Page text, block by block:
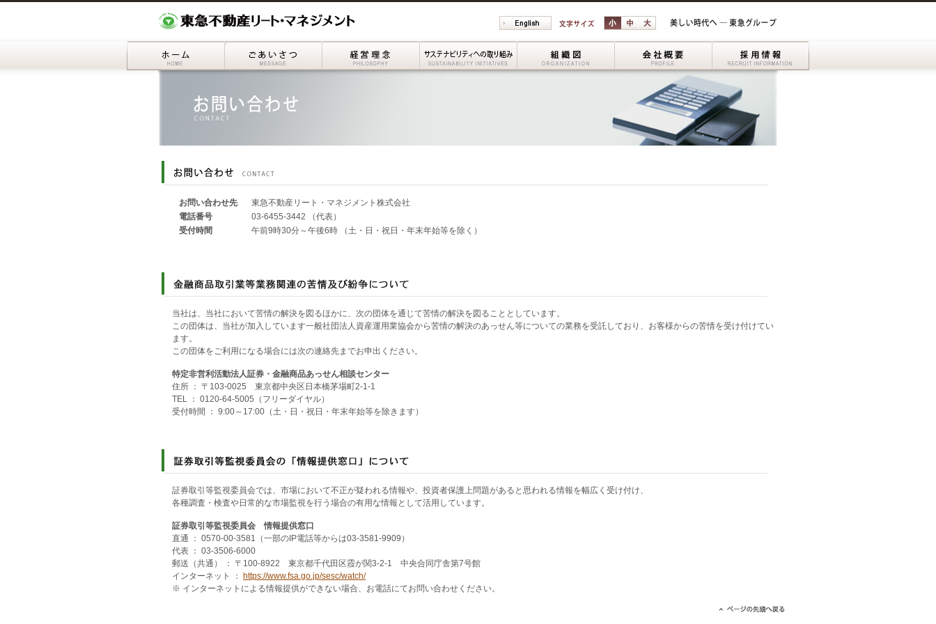
お問い合わせ先
東急不動産リート・マネジメント株式会社
電話番号
03-6455-3442 （代表）
受付時間
午前9時30分～午後6時 （土・日・祝日・年末年始等を除く）
当社は、当社において苦情の解決を図るほかに、次の団体を通じて苦情の解決を図ることとしています。
この団体は、当社が加入しています一般社団法人資産運用業協会から苦情の解決のあっせん等についての業務を受託しており、お客様からの苦情を受け付けてい
ます。
この団体をご利用になる場合には次の連絡先までお申出ください。
特定非営利活動法人証券・金融商品あっせん相談センター
住所 ： 〒103-0025 東京都中央区日本橋茅場町2-1-1
TEL ： 0120-64-5005（フリーダイヤル）
受付時間 ： 9:00～17:00（土・日・祝日・年末年始等を除きます）
証券取引等監視委員会では、市場において不正が疑われる情報や、投資者保護上問題があると思われる情報を幅広く受け付け、
各種調査・検査や日常的な市場監視を行う場合の有用な情報として活用しています。
証券取引等監視委員会 情報提供窓口
直通 ： 0570-00-3581（一部のIP電話等からは03-3581-9909）
代表 ： 03-3506-6000
郵送（共通） ： 〒100-8922 東京都千代田区霞が関3-2-1 中央合同庁舎第7号館
インターネット ： https://www.fsa.go.jp/sesc/watch/
※ インターネットによる情報提供ができない場合、お電話にてお問い合わせください。